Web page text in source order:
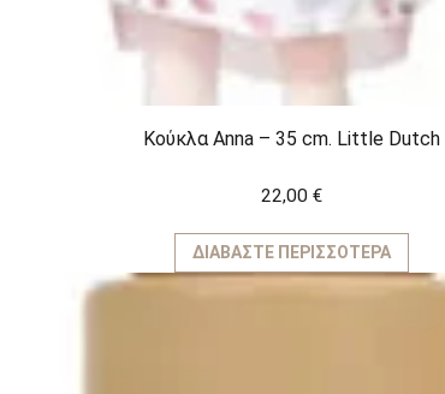
Κούκλα Anna – 35 cm. Little Dutch
22,00 €
ΔΙΑΒΆΣΤΕ ΠΕΡΙΣΣΌΤΕΡΑ